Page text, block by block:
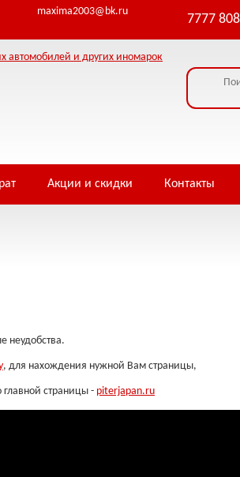
sent by (output started at /home/i/infowe4f/
maxima2003@bk.ru
7777 808
Акции и скидки Контакты
неудобства.
, для нахождения нужной Вам страницы,
страницы - piterjapan.ru